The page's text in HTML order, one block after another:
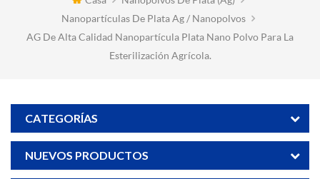
Nanopartículas De Plata Ag / Nanopolvos
AG De Alta Calidad Nanopartícula Plata Nano Polvo Para La
Esterilización Agrícola.
CATEGORÍAS
NUEVOS PRODUCTOS